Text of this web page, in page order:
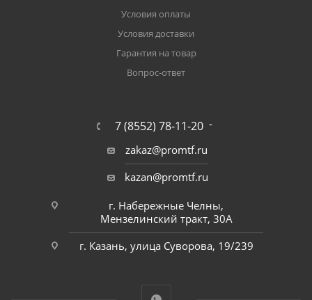
Условия оплаты
Условия доставки
Гарантия на товар
Вопрос-ответ
7 (8552) 78-11-20
zakaz@promtf.ru
kazan@promtf.ru
г. Набережные Челны,
Мензелинский тракт, 30А
г. Казань, улица Суворова, 19/239